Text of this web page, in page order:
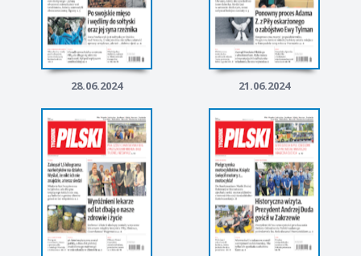
28.06.2024 21.06.2024